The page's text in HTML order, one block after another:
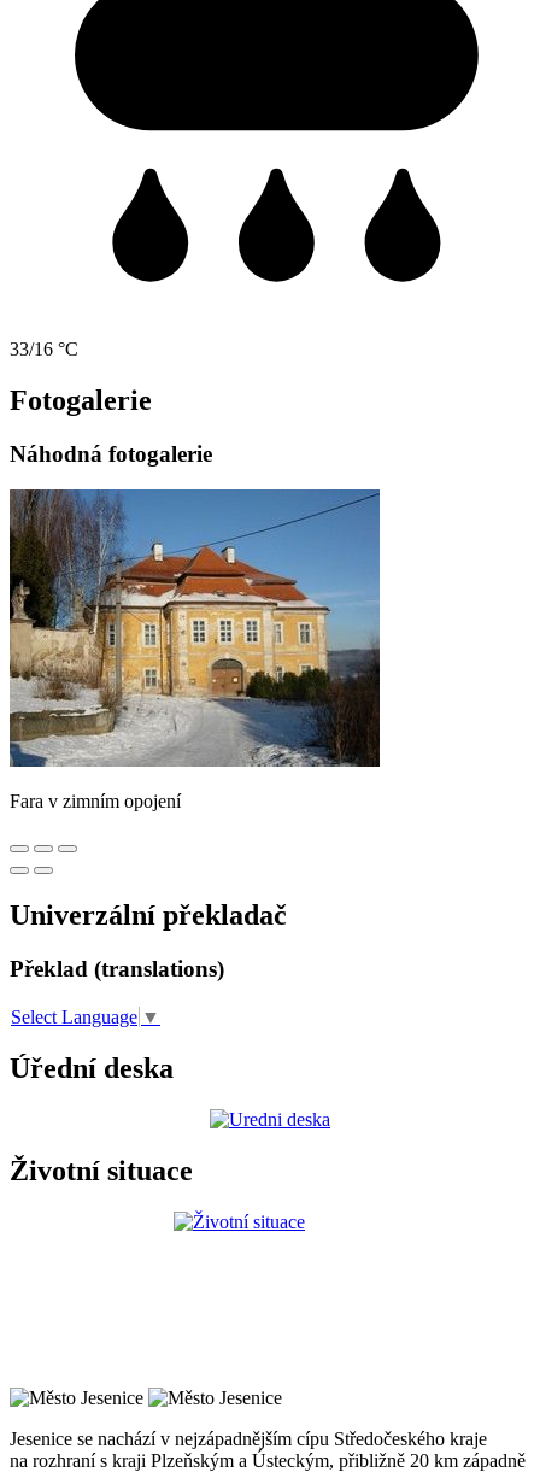
33/16 °C
Fotogalerie
Náhodná fotogalerie
Fara v zimním opojení
Univerzální překladač
Překlad (translations)
Select Language ▼
Úřední deska
Životní situace
Jesenice se nachází v nejzápadnějším cípu Středočeského kraje
na rozhraní s kraji Plzeňským a Ústeckým, přibližně 20 km západně